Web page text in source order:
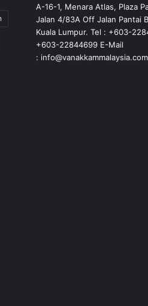
A-16-1, Menara Atlas, Plaza
Jalan 4/83A Off Jalan Pantai
Kuala Lumpur. Tel : +603-
+603-22844699 E-Mail
: